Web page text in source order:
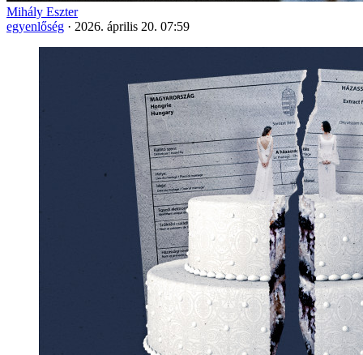
Mihály Eszter
egyenlőség · 2026. április 20. 07:59